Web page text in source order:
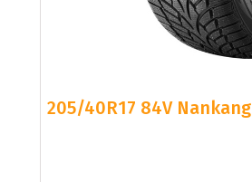
205/40R17 84V